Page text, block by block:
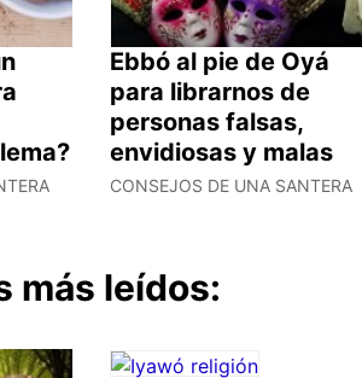
Ebbó al pie de Oyá
para librarnos de
personas falsas,
envidiosas y malas
CONSEJOS DE UNA SANTERA
más leídos: